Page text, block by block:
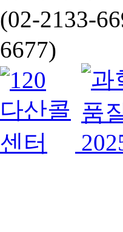
(02-2133-
6677)